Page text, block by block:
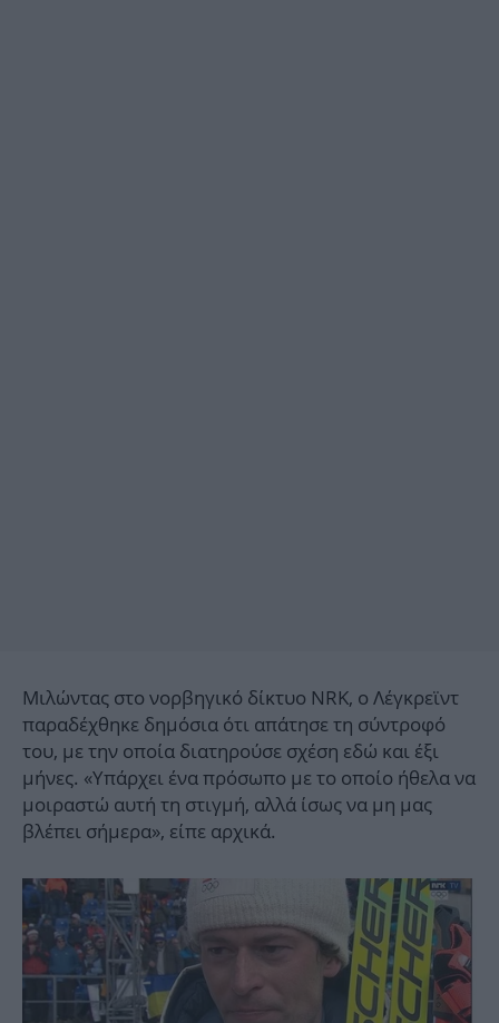
Μιλώντας στο νορβηγικό δίκτυο NRK, ο Λέγκρεϊντ
παραδέχθηκε δημόσια ότι απάτησε τη σύντροφό
του, με την οποία διατηρούσε σχέση εδώ και έξι
μήνες. «Υπάρχει ένα πρόσωπο με το οποίο ήθελα να
μοιραστώ αυτή τη στιγμή, αλλά ίσως να μη μας
βλέπει σήμερα», είπε αρχικά.